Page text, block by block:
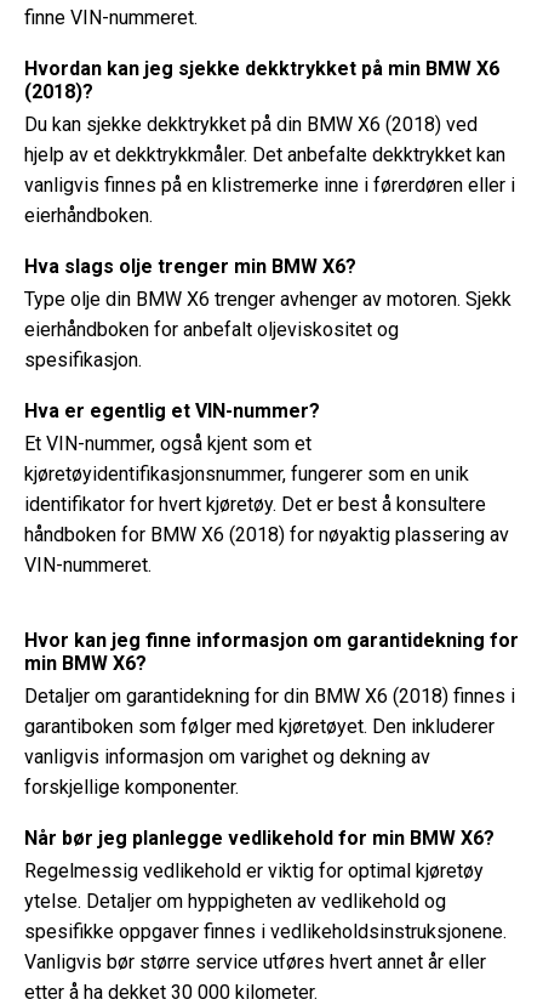
finne VIN-nummeret.
Hvordan kan jeg sjekke dekktrykket på min BMW X6
(2018)?
Du kan sjekke dekktrykket på din BMW X6 (2018) ved
hjelp av et dekktrykkmåler. Det anbefalte dekktrykket kan
vanligvis finnes på en klistremerke inne i førerdøren eller i
eierhåndboken.
Hva slags olje trenger min BMW X6?
Type olje din BMW X6 trenger avhenger av motoren. Sjekk
eierhåndboken for anbefalt oljeviskositet og
spesifikasjon.
Hva er egentlig et VIN-nummer?
Et VIN-nummer, også kjent som et
kjøretøyidentifikasjonsnummer, fungerer som en unik
identifikator for hvert kjøretøy. Det er best å konsultere
håndboken for BMW X6 (2018) for nøyaktig plassering av
VIN-nummeret.
Hvor kan jeg finne informasjon om garantidekning for
min BMW X6?
Detaljer om garantidekning for din BMW X6 (2018) finnes i
garantiboken som følger med kjøretøyet. Den inkluderer
vanligvis informasjon om varighet og dekning av
forskjellige komponenter.
Når bør jeg planlegge vedlikehold for min BMW X6?
Regelmessig vedlikehold er viktig for optimal kjøretøy
ytelse. Detaljer om hyppigheten av vedlikehold og
spesifikke oppgaver finnes i vedlikeholdsinstruksjonene.
Vanligvis bør større service utføres hvert annet år eller
etter å ha dekket 30 000 kilometer.